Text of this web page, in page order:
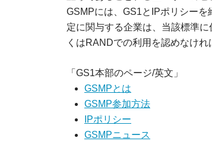
GSMPには、GS1とIPポリシー
定に関与する企業は、当該標準
くはRANDでの利用を認めなけれ
「GS1本部のページ/英文」
GSMPとは
GSMP参加方法
IPポリシー
GSMPニュース